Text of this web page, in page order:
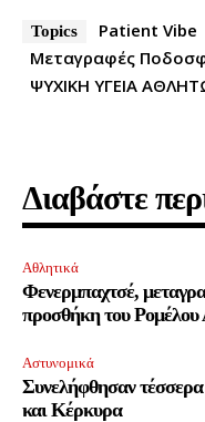
Topics Patient Vibe
Μεταγραφές
ΨΥΧΙΚΗ ΥΓΕΙΑ
Διαβάστε
Αθλητικά
Φενερμπαχτσέ,
προσθήκη του Ρομέλου
Αστυνομικά
Συνελήφθησαν
και Κέρκυρα